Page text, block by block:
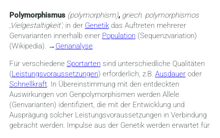
Polymorphismus (polymorphism), griech. polymorphismos
‚Vielgestaltigkeit‘; in der Genetikdas Auftreten mehrerer
Genvarianten innerhalb einer Population (Sequenzvariation)
(Wikipedia). → Genanalyse
Für verschiedene Sportarten sind unterschiedliche Qualitäten
(Leistungsvoraussetzungen) erforderlich, z.B. Ausdaueroder
Schnellkraft. In Übereinstimmung mit den entdeckten
Auswirkungen von Genpolymorphismen werden Allele
(Genvarianten) identifiziert, die mit der Entwicklung und
Ausprägung solcher Leistungsvoraussetzungen in Verbindung
gebracht werden. Impulse aus der Genetik werden erwartet für